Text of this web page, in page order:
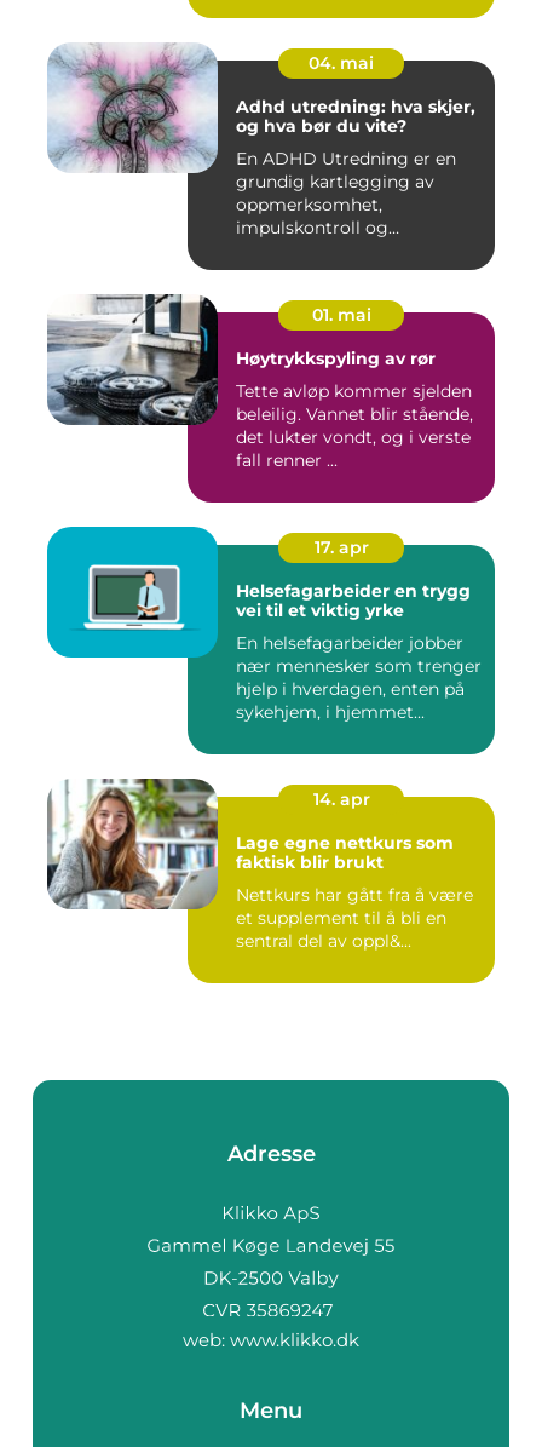
04. mai
Adhd utredning: hva skjer,
og hva bør du vite?
En ADHD Utredning er en
grundig kartlegging av
oppmerksomhet,
impulskontroll og
01. mai
Høytrykkspyling av rør
Tette avløp kommer sjelden
beleilig. Vannet blir stående,
det lukter vondt, og i verste
fall renner ...
17. apr
Helsefagarbeider en trygg
vei til et viktig yrke
En helsefagarbeider jobber
nær mennesker som trenger
hjelp i hverdagen, enten på
sykehjem, i hjemmet...
14. apr
Lage egne nettkurs som
faktisk blir brukt
Nettkurs har gått fra å være
et supplement til å bli en
sentral del av oppl&...
Adresse
web: www.klikko.dk
Menu